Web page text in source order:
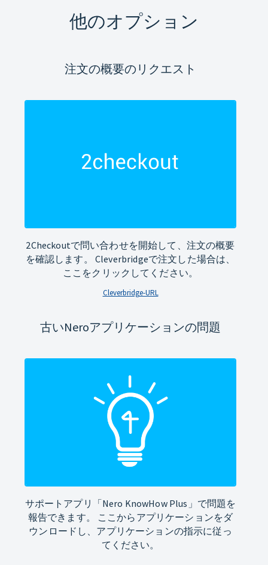
他のオプション
注文の概要のリクエスト
2Checkoutで問い合わせを開始して、注文の概要
を確認します。 Cleverbridgeで注文した場合は、
ここをクリックしてください。
Cleverbridge-URL
古いNeroアプリケーションの問題
サポートアプリ「Nero KnowHow Plus」で問題を
報告できます。 ここからアプリケーションをダ
ウンロードし、アプリケーションの指示に従っ
てください。